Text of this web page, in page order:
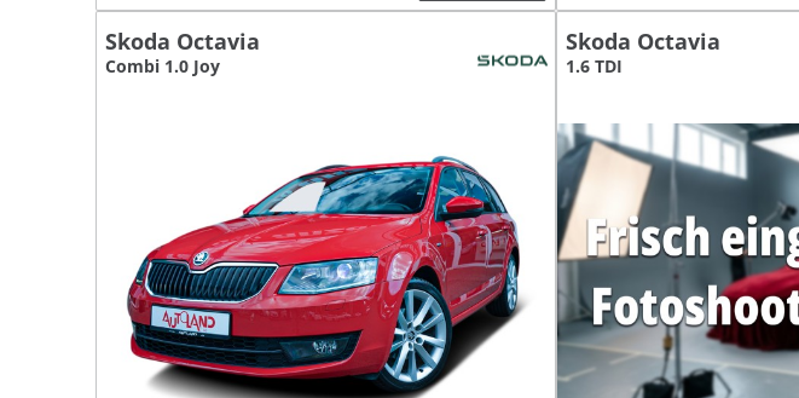
Skoda Octavia
Combi 1.0 Joy
Skoda Octavia
1.6 TDI